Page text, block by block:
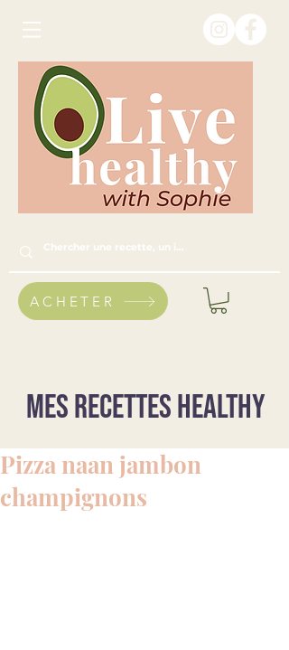
ACHETER
Mes recettes healthy
Pizza naan jambon
champignons